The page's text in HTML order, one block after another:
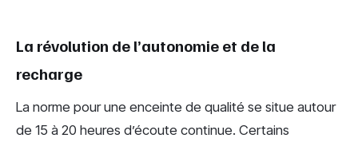
La révolution de l’autonomie et de la
recharge
La norme pour une enceinte de qualité se situe autour
de 15 à 20 heures d’écoute continue. Certains